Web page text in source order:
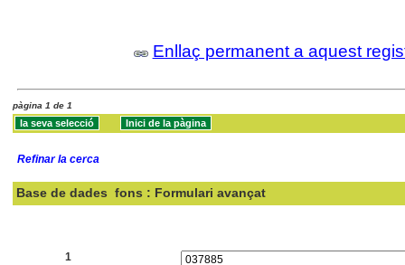
Enllaç permanent a aquest
pàgina 1 de 1
Refinar la cerca
Base de dades fons : Formulari avançat
1